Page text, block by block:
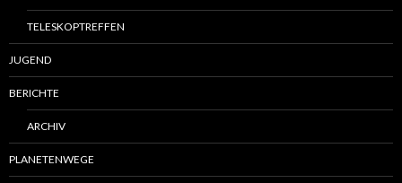
TELESKOPTREFFEN
JUGEND
BERICHTE
ARCHIV
PLANETENWEGE